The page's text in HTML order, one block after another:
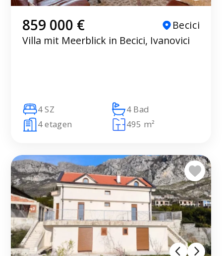
859 000 €
Becici
Villa mit Meerblick in Becici, Ivanovici
4 SZ
4 Bad
4 etagen
495 m²